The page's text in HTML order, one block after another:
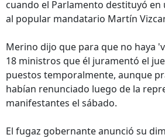
cuando el Parlamento destituyó
al popular mandatario Martín
Merino dijo que para que no haya
18 ministros que él juramentó el
puestos temporalmente, aunque
habían renunciado luego de la
manifestantes el sábado.
El fugaz gobernante anunció su